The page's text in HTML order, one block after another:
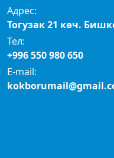
Адрес:
Тогузак 21 көч.
Тел:
+996 550 980 650
E-mail: